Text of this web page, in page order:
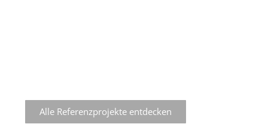
Alle Referenzprojekte entdecken